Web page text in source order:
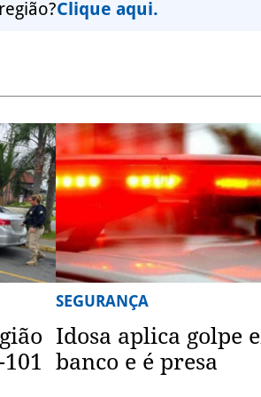
Clique aqui.
SEGURANÇA
Idosa aplica golpe
banco e é presa